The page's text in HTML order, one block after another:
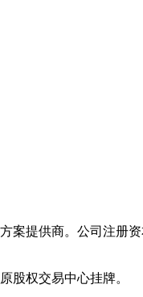
案提供商。公司注册
股权交易中心挂牌。